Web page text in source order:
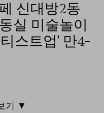
신대방2동
실 미술놀이
스트업' 만4-
기 ▼